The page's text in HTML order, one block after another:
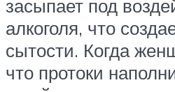
засыпает под
алкоголя, что
сытости. Когда
что протоки